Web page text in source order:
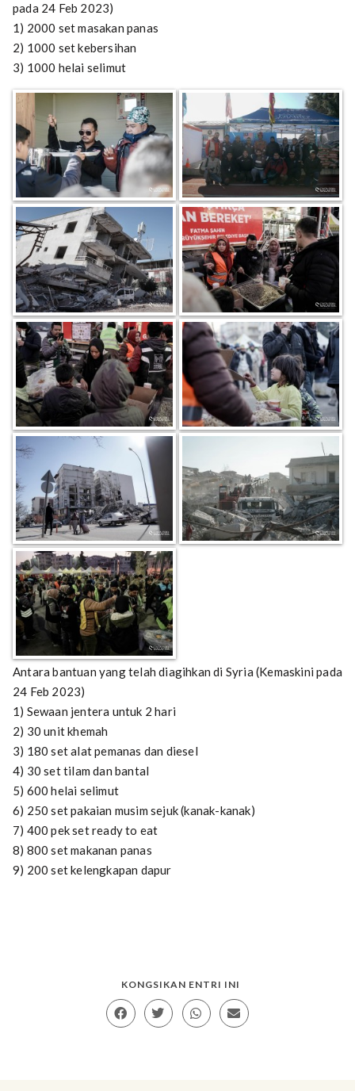
pada 24 Feb 2023)
1) 2000 set masakan panas
2) 1000 set kebersihan
3) 1000 helai selimut
Antara bantuan yang telah diagihkan di Syria (Kemaskini pada
24 Feb 2023)
1) Sewaan jentera untuk 2 hari
2) 30 unit khemah
3) 180 set alat pemanas dan diesel
4) 30 set tilam dan bantal
5) 600 helai selimut
6) 250 set pakaian musim sejuk (kanak-kanak)
7) 400 pek set ready to eat
8) 800 set makanan panas
9) 200 set kelengkapan dapur
KONGSIKAN ENTRI INI